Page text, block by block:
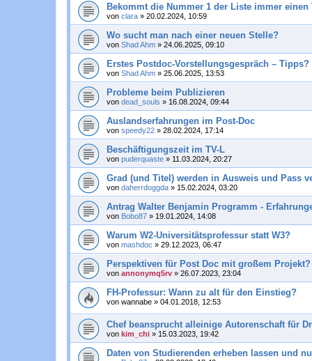
Bekommt die Nummer 1 der Liste immer einen
von clara » 20.02.2024, 10:59
Wo sucht man nach einer neuen Stelle?
von Shad Ahm » 24.06.2025, 09:10
Erstes Postdoc-Vorstellungsgespräch – Tipps?
von Shad Ahm » 25.06.2025, 13:53
Probleme beim Publizieren
von dead_souls » 16.08.2024, 09:44
Auslandserfahrungen im Post-Doc
von speedy22 » 28.02.2024, 17:14
Beschäftigungszeit im TV-L
von puderquaste » 11.03.2024, 20:27
Grad (und Titel) werden in Ausweis und Pass
von daherrdoggda » 15.02.2024, 03:20
Antrag Walter Benjamin Programm -
von Bobo87 » 19.01.2024, 14:08
Warum W2-Universitätsprofessur statt W3?
von mashdoc » 29.12.2023, 06:47
Perspektiven für Post Doc mit großem Projekt?
von annonymq5rv » 26.07.2023, 23:04
FH-Professur: Wann zu alt für den Einstieg?
von wannabe » 04.01.2018, 12:53
Chef beansprucht alleinige Autorenschaft für
von kim_chi » 15.03.2023, 19:42
Daten von Studierenden erheben lassen und